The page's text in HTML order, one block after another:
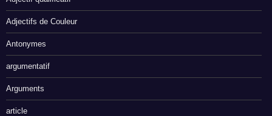
Adjectifs de Couleur
Antonymes
argumentatif
Arguments
article